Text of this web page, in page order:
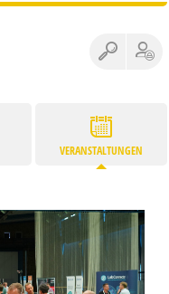
VERANSTALTUNGEN